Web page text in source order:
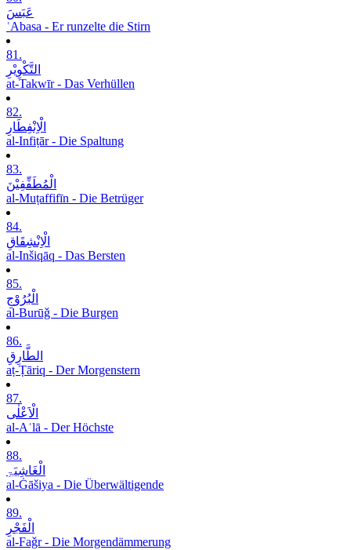
عَبَسَ
ʿAbasa - Er runzelte die Stirn
81.
التَّکْوِیْرِ
at-Takwīr - Das Verhüllen
82.
الْاِنْفِطَارِ
al-Infiṭār - Die Spaltung
83.
الْمُطَفِّفِیْنَ
al-Muṭaffifīn - Die Betrüger
84.
الْاِنْشِقَاقِ
al-Inšiqāq - Das Bersten
85.
الْبُرُوْجِ
al-Burūǧ - Die Burgen
86.
الطَّارِقِ
aṭ-Ṭāriq - Der Morgenstern
87.
الْاَعْلٰی
al-Aʿlā - Der Höchste
88.
الْغَاشِیَۃِ
al-Ġāšiya - Die Überwältigende
89.
الْفَجْرِ
al-Faǧr - Die Morgendämmerung